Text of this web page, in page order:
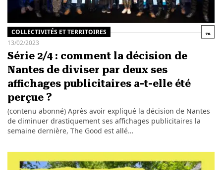
COLLECTIVITÉS ET TERRITOIRES
13/02/2023
Série 2/4 : comment la décision de
Nantes de diviser par deux ses
affichages publicitaires a-t-elle été
perçue ?
(contenu abonné) Après avoir expliqué la décision de Nantes
de diminuer drastiquement ses affichages publicitaires la
semaine dernière, The Good est allé…